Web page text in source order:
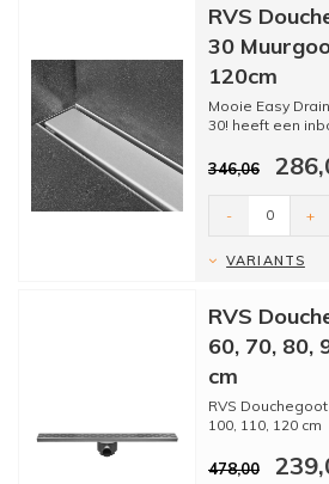
RVS
30
120cm
Mooie Easy
30! heeft een
346,06
- +
VARIANTS
RVS
60, 70, 80,
cm
RVS Douchegoot
100, 110, 120 cm
Prachtige
478,00